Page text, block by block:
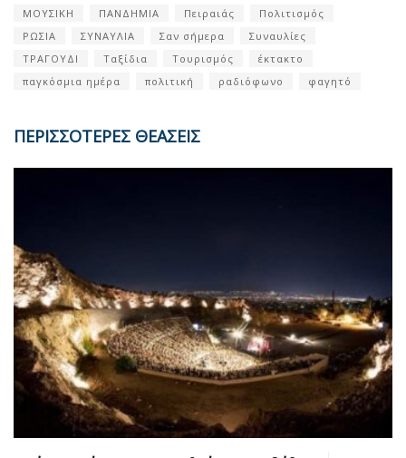
ΜΟΥΣΙΚΗ ΠΑΝΔΗΜΙΑ Πειραιάς
Πολιτισμός
ΡΩΣΙΑ
ΣΥΝΑΥΛΙΑ Σαν σήμερα
Συναυλίες
ΤΡΑΓΟΥΔΙ
Ταξίδια Τουρισμός
έκτακτο
παγκόσμια ημέρα
πολιτική ραδιόφωνο φαγητό
ΠΕΡΙΣΣΟΤΕΡΕΣ ΘΕΑΣΕΙΣ